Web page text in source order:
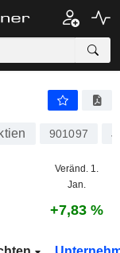
901097
Veränd. 1.
Jan.
+7,83 %